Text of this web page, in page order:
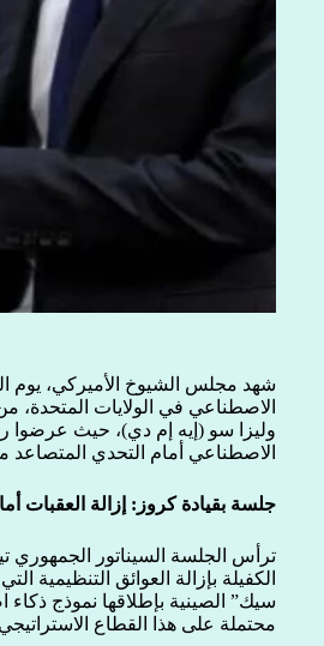
شهد مجلس الشيوخ الأميركي، يوم
الاصطناعي في الولايات المتحدة،
وليزا سو (إيه إم دي)، حيث عرضوا
الاصطناعي أمام التحدي المتصاعد
جلسة بقيادة كروز: إزالة العقبات
ترأس الجلسة السيناتور
الكفيلة بإزالة العوائق التنظيمية
سيك” الصينية بإطلاقها نموذج
محتملة على هذا القطاع